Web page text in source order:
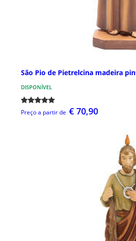
São Pio de Pietrelcina madeira
DISPONÍVEL
Preço a partir de € 70,90